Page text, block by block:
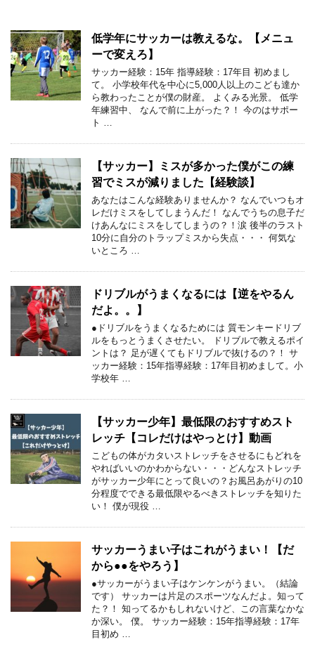
低学年にサッカーは教えるな。【メニュ
ーで変えろ】
サッカー経験：15年 指導経験：17年目 初めまし
て。 小学校年代を中心に5,000人以上のこども達か
ら教わったことが僕の財産。 よくみる光景。 低学
年練習中、 なんで前に上がった？！ 今のはサポー
ト …
【サッカー】ミスが多かった僕がこの練
習でミスが減りました【経験談】
あなたはこんな経験ありませんか？ なんでいつもオ
レだけミスをしてしまうんだ！ なんでうちの息子だ
けあんなにミスをしてしまうの？！涙 後半のラスト
10分に自分のトラップミスから失点・・・ 何気な
いところ …
ドリブルがうまくなるには【逆をやるん
だよ。。】
●ドリブルをうまくなるためには 質モンキードリブ
ルをもっとうまくさせたい。 ドリブルで教えるポイ
ントは？ 足が遅くてもドリブルで抜けるの？！ サ
ッカー経験：15年指導経験：17年目初めまして。小
学校年 …
【サッカー少年】最低限のおすすめスト
レッチ【コレだけはやっとけ】動画
こどもの体がカタいストレッチをさせるにもどれを
やればいいのかわからない・・・どんなストレッチ
がサッカー少年にとって良いの？お風呂あがりの10
分程度でできる最低限やるべきストレッチを知りた
い！ 僕が現役 …
サッカーうまい子はこれがうまい！【だ
から●●をやろう】
●サッカーがうまい子はケンケンがうまい。（結論
です） サッカーは片足のスポーツなんだよ。知って
た？！ 知ってるかもしれないけど、この言葉なかな
か深い。 僕。 サッカー経験：15年指導経験：17年
目初め …